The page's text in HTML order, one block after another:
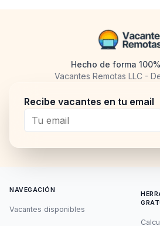
Hecho de forma
Vacantes Remotas LLC -
Recibe vacantes en tu email
NAVEGACIÓN
Vacantes disponibles